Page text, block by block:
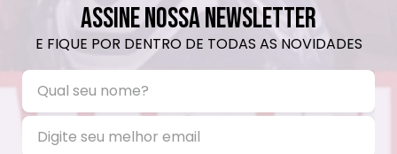
ASSINE NOSSA NEWSLETTER
E FIQUE POR DENTRO DE TODAS AS NOVIDADES